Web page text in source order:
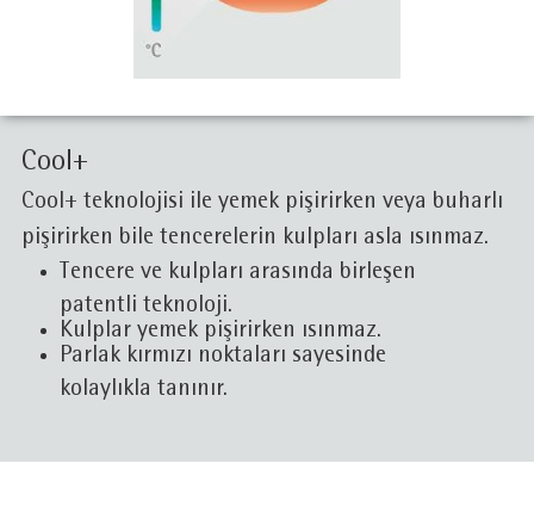
Cool+
Cool+ teknolojisi ile yemek pişirirken veya buharlı
pişirirken bile tencerelerin kulpları asla ısınmaz.
Tencere ve kulpları arasında birleşen
patentli teknoloji.
Kulplar yemek pişirirken ısınmaz.
Parlak kırmızı noktaları sayesinde
kolaylıkla tanınır.